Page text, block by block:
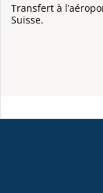
Transfert à
Suisse.